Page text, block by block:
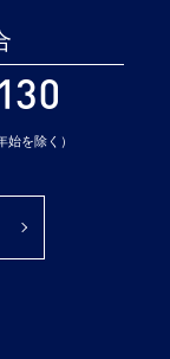
を除く）